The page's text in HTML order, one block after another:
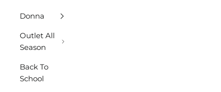
Donna
Outlet All
Season
Back To
School